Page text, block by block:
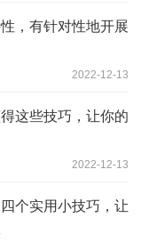
，有针对性地开展
2022-12-13
这些技巧，让你的
2022-12-13
个实用小技巧，让